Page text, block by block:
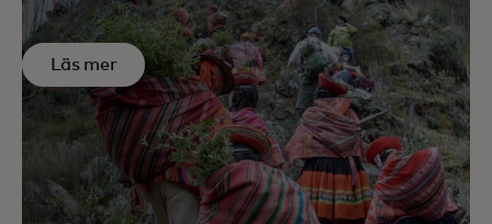
Läs mer